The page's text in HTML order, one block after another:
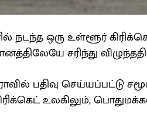
நடந்த ஒரு உள்ளூர்
சரிந்து
பதிவு செய்யப்பட்டு
உலகிலும்,